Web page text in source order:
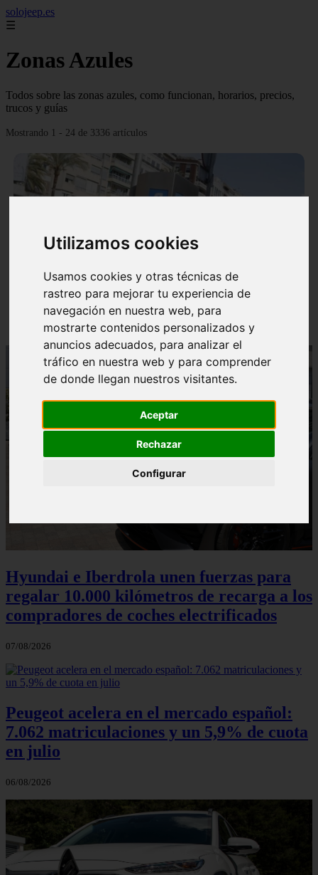
Utilizamos cookies
Usamos cookies y otras técnicas de
rastreo para mejorar tu experiencia de
navegación en nuestra web, para
mostrarte contenidos personalizados y
anuncios adecuados, para analizar el
tráfico en nuestra web y para comprender
de donde llegan nuestros visitantes.
Aceptar
Rechazar
Configurar
solojeep.es
☰
Zonas Azules
Todos sobre las zonas azules, como funcionan, horarios, precios,
trucos y guías
Mostrando 1 - 24 de 3336 artículos
▷ Zona Azul Córdoba 《 Horarios y Tarifas 2024 》
Hyundai e Iberdrola unen fuerzas para
regalar 10.000 kilómetros de recarga a los
compradores de coches electrificados
07/08/2026
Peugeot acelera en el mercado español:
7.062 matriculaciones y un 5,9% de cuota
en julio
06/08/2026